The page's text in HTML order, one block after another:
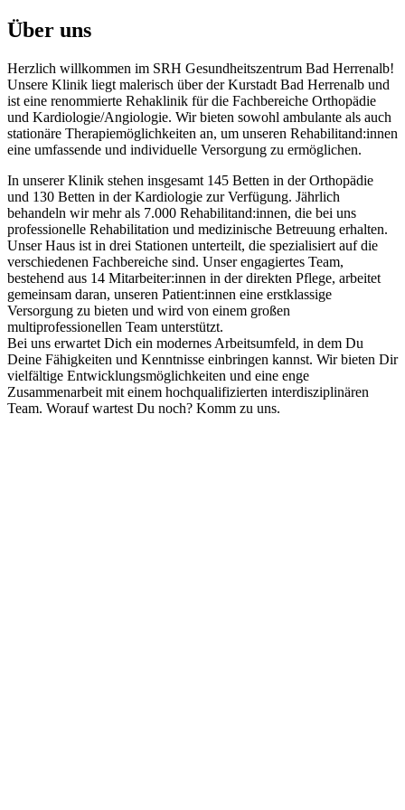
Über uns
Herzlich willkommen im SRH Gesundheitszentrum Bad Herrenalb!
Unsere Klinik liegt malerisch über der Kurstadt Bad Herrenalb und
ist eine renommierte Rehaklinik für die Fachbereiche Orthopädie
und Kardiologie/Angiologie. Wir bieten sowohl ambulante als auch
stationäre Therapiemöglichkeiten an, um unseren Rehabilitand:innen
eine umfassende und individuelle Versorgung zu ermöglichen.
In unserer Klinik stehen insgesamt 145 Betten in der Orthopädie
und 130 Betten in der Kardiologie zur Verfügung. Jährlich
behandeln wir mehr als 7.000 Rehabilitand:innen, die bei uns
professionelle Rehabilitation und medizinische Betreuung erhalten.
Unser Haus ist in drei Stationen unterteilt, die spezialisiert auf die
verschiedenen Fachbereiche sind. Unser engagiertes Team,
bestehend aus 14 Mitarbeiter:innen in der direkten Pflege, arbeitet
gemeinsam daran, unseren Patient:innen eine erstklassige
Versorgung zu bieten und wird von einem großen
multiprofessionellen Team unterstützt.
Bei uns erwartet Dich ein modernes Arbeitsumfeld, in dem Du
Deine Fähigkeiten und Kenntnisse einbringen kannst. Wir bieten Dir
vielfältige Entwicklungsmöglichkeiten und eine enge
Zusammenarbeit mit einem hochqualifizierten interdisziplinären
Team. Worauf wartest Du noch? Komm zu uns.